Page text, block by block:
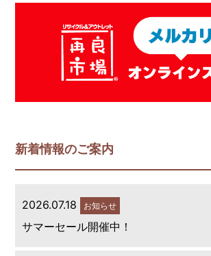
新着情報のご案内
2026.07.18 お知らせ
サマーセール開催中！